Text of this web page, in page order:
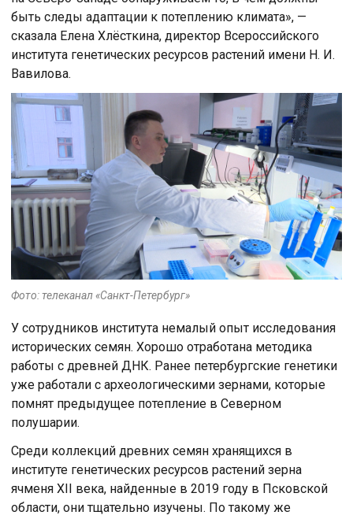
быть следы адаптации к потеплению климата», —
сказала Елена Хлёсткина, директор Всероссийского
института генетических ресурсов растений имени Н. И.
Вавилова.
Фото: телеканал «Санкт-Петербург»
У сотрудников института немалый опыт исследования
исторических семян. Хорошо отработана методика
работы с древней ДНК. Ранее петербургские генетики
уже работали с археологическими зернами, которые
помнят предыдущее потепление в Северном
полушарии.
Среди коллекций древних семян хранящихся в
институте генетических ресурсов растений зерна
ячменя XII века, найденные в 2019 году в Псковской
области, они тщательно изучены. По такому же